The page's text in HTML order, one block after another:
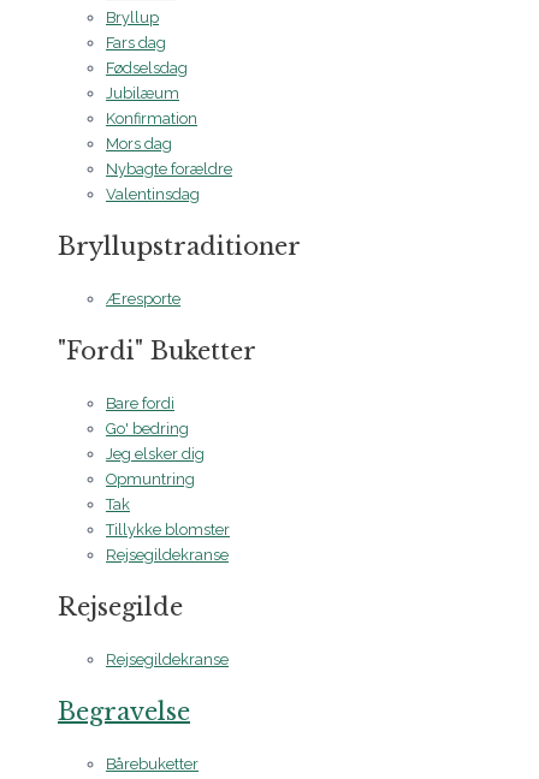
Bryllup
Fars dag
Fødselsdag
Jubilæum
Konfirmation
Mors dag
Nybagte forældre
Valentinsdag
Bryllupstraditioner
Æresporte
"Fordi" Buketter
Bare fordi
Go' bedring
Jeg elsker dig
Opmuntring
Tak
Tillykke blomster
Rejsegildekranse
Rejsegilde
Rejsegildekranse
Begravelse
Bårebuketter